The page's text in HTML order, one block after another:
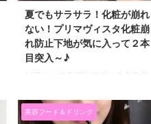
酒造場の造り酒屋の甘酒は たっ
た１８分で１６０００本完売する
ほどの人気甘酒で 楽天甘酒ラン
キング：デイリーランキング 日
本酒・焼酎部門も１位を獲得して
たのが理由 ...
夏でもサラサラ！化粧が崩れ
ない！プリマヴィスタ化粧崩
れ防止下地が気に入って２本
目突入～♪
目に突入しました(*^▽^*) ほんと
ーに化粧が崩れにくいんですよね
美容フード＆ドリンク